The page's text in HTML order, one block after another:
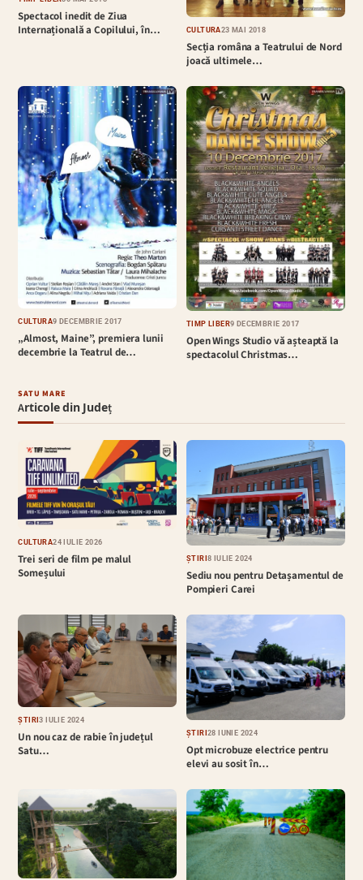
Spectacol inedit de Ziua
Internațională a Copilului, în…
CULTURĂ23 MAI 2018
Secția româna a Teatrului de Nord
joacă ultimele…
CULTURĂ9 DECEMBRIE 2017
„Almost, Maine”, premiera lunii
decembrie la Teatrul de…
TIMP LIBER9 DECEMBRIE 2017
Open Wings Studio vă așteaptă la
spectacolul Christmas…
SATU MARE
Articole din Județ
CULTURĂ24 IULIE 2026
Trei seri de film pe malul
Someșului
ȘTIRI8 IULIE 2024
Sediu nou pentru Detașamentul de
Pompieri Carei
ȘTIRI3 IULIE 2024
Un nou caz de rabie în județul
Satu…
ȘTIRI28 IUNIE 2024
Opt microbuze electrice pentru
elevi au sosit în…